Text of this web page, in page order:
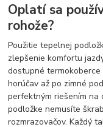
Oplatí sa
rohože?
Použitie tepelnej
zlepšenie komfortu
dostupné
horúčav až po zimné
perfektným riešením na
podložke nemusíte
rozmrazovačov. Každý